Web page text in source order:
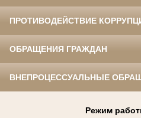
ПРОТИВОДЕЙСТВИЕ
ОБРАЩЕНИЯ ГРАЖДАН
ВНЕПРОЦЕССУАЛЬНЫЕ
Режим